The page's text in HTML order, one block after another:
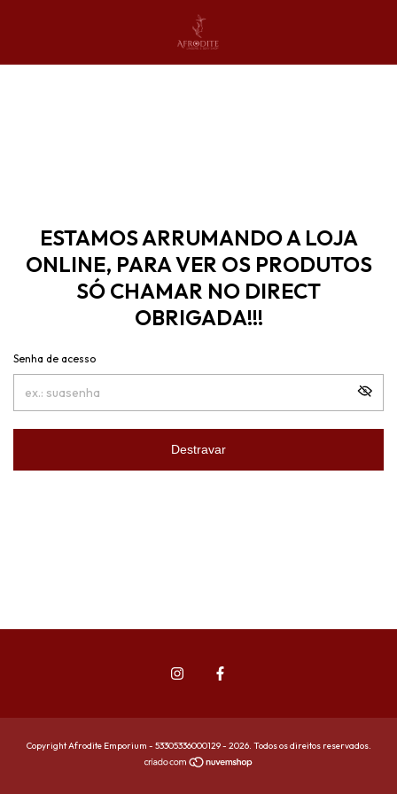
ESTAMOS ARRUMANDO A LOJA
ONLINE, PARA VER OS PRODUTOS
SÓ CHAMAR NO DIRECT
OBRIGADA!!!
Senha de acesso
Destravar
Copyright Afrodite Emporium - 53305336000129 - 2026. Todos os direitos reservados.